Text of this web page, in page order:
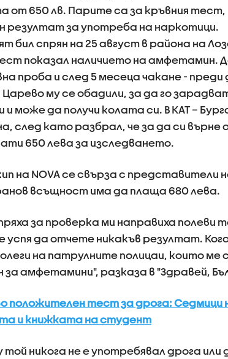
от 650 лв. Парите са за кръвния тест,
резултат за употреба на наркотици.
бил спрян на 25 август в района на
показал наличието на амфетамин.
проба и след 5 месеца чакане -
Царево му се обадили, за да го
може да получи колата си. В КАТ –
след като разбрал, че за да си
650 лева за изследването.
на NOVA се свърза с представители
всъщност има да плаща 680 лева.
за проверка ми направиха полеви
успя да отчете никакъв резултат.
на патрулните полицаи, които ме
за амфетамини", разказа в "Здравей,
положителен тест за дрога: Седмици
и книжката на студент
никога не е употребявал дрога или